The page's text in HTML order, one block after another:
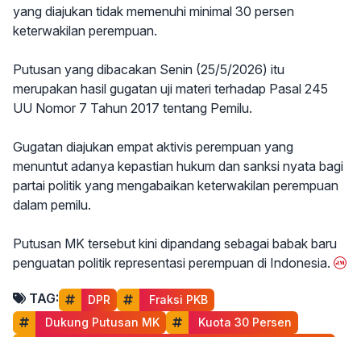
yang diajukan tidak memenuhi minimal 30 persen
keterwakilan perempuan.
Putusan yang dibacakan Senin (25/5/2026) itu
merupakan hasil gugatan uji materi terhadap Pasal 245
UU Nomor 7 Tahun 2017 tentang Pemilu.
Gugatan diajukan empat aktivis perempuan yang
menuntut adanya kepastian hukum dan sanksi nyata bagi
partai politik yang mengabaikan keterwakilan perempuan
dalam pemilu.
Putusan MK tersebut kini dipandang sebagai babak baru
penguatan politik representasi perempuan di Indonesia.
TAG: DPR
Fraksi PKB
Dukung Putusan MK
Kuota 30 Persen